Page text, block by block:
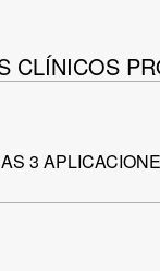
CLÍNICOS
3